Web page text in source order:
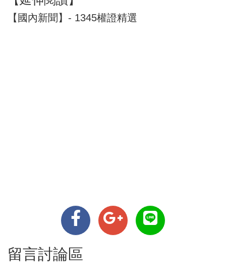
【國內新聞】- 1345權證精選
留言討論區